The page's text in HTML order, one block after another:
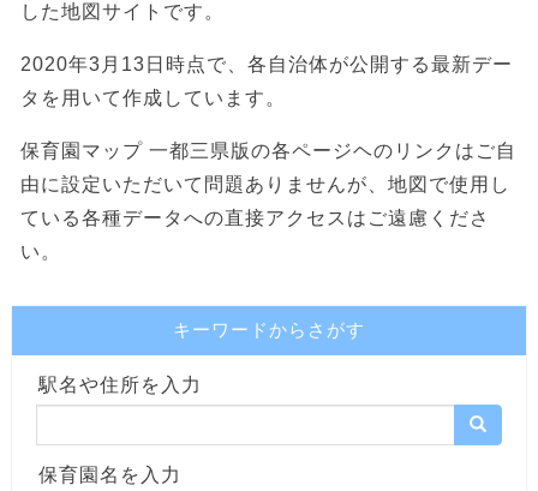
した地図サイトです。
2020年3月13日時点で、各自治体が公開する最新デー
タを用いて作成しています。
保育園マップ 一都三県版の各ページヘのリンクはご自
由に設定いただいて問題ありませんが、地図で使用し
ている各種データへの直接アクセスはご遠慮くださ
い。
キーワードからさがす
駅名や住所を入力
保育園名を入力